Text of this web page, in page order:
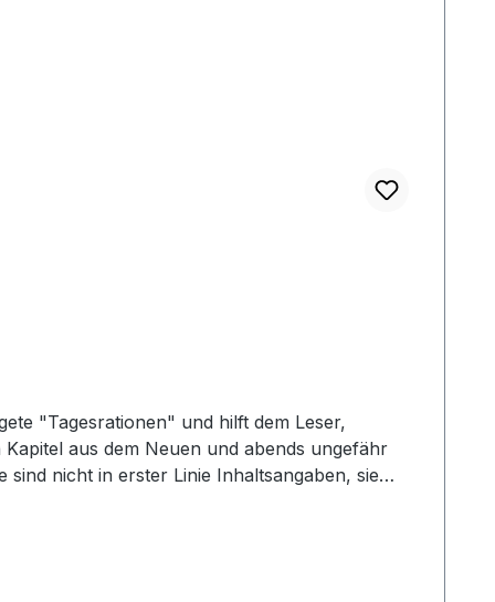
"Tagesrationen" und hilft dem Leser,
aus dem Neuen und abends ungefähr
nicht in erster Linie Inhaltsangaben, sie